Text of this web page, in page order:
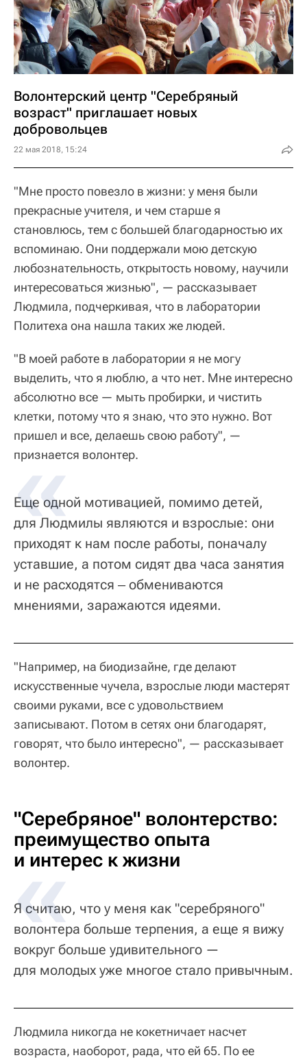
Волонтерский центр "Серебряный
возраст" приглашает новых
добровольцев
22 мая 2018, 15:24
"Мне просто повезло в жизни: у меня были
прекрасные учителя, и чем старше я
становлюсь, тем с большей благодарностью их
вспоминаю. Они поддержали мою детскую
любознательность, открытость новому, научили
интересоваться жизнью", — рассказывает
Людмила, подчеркивая, что в лаборатории
Политеха она нашла таких же людей.
"В моей работе в лаборатории я не могу
выделить, что я люблю, а что нет. Мне интересно
абсолютно все — мыть пробирки, и чистить
клетки, потому что я знаю, что это нужно. Вот
пришел и все, делаешь свою работу", —
признается волонтер.
Еще одной мотивацией, помимо детей,
для Людмилы являются и взрослые: они
приходят к нам после работы, поначалу
уставшие, а потом сидят два часа занятия
и не расходятся ‒ обмениваются
мнениями, заражаются идеями.
"Например, на биодизайне, где делают
искусственные чучела, взрослые люди мастерят
своими руками, все с удовольствием
записывают. Потом в сетях они благодарят,
говорят, что было интересно", — рассказывает
волонтер.
"Серебряное" волонтерство:
преимущество опыта
и интерес к жизни
Я считаю, что у меня как "серебряного"
волонтера больше терпения, а еще я вижу
вокруг больше удивительного —
для молодых уже многое стало привычным.
Людмила никогда не кокетничает насчет
возраста, наоборот, рада, что ей 65. По ее